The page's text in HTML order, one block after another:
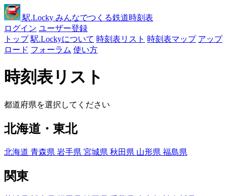
駅.Locky みんなでつくる鉄道時刻表
ログイン ユーザー登録
トップ 駅.Lockyについて 時刻表リスト 時刻表マップ アップ
ロード フォーラム 使い方
時刻表リスト
都道府県を選択してください
北海道・東北
北海道 青森県 岩手県 宮城県 秋田県 山形県 福島県
関東